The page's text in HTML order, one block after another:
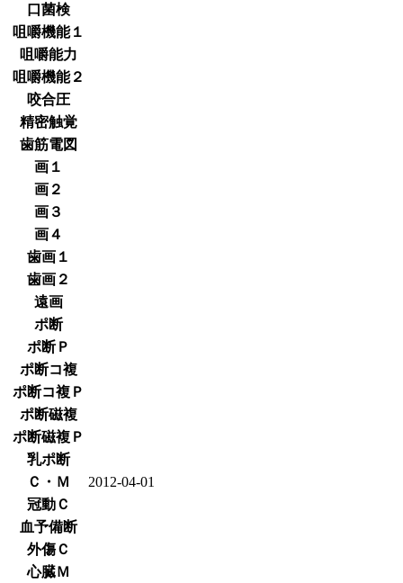
口菌検
咀嚼機能１
咀嚼能力
咀嚼機能２
咬合圧
精密触覚
歯筋電図
画１
画２
画３
画４
歯画１
歯画２
遠画
ポ断
ポ断Ｐ
ポ断コ複
ポ断コ複Ｐ
ポ断磁複
ポ断磁複Ｐ
乳ポ断
Ｃ・Ｍ
2012-04-01
冠動Ｃ
血予備断
外傷Ｃ
心臓Ｍ